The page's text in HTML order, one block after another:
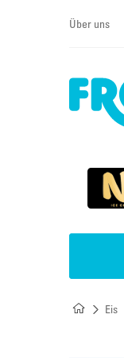
Über uns
Eis